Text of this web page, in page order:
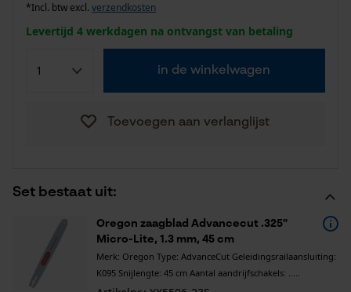
Set bestaat uit:
Oregon zaagblad Advancecut .325"
Micro-Lite, 1.3 mm, 45 cm
Merk: Oregon Type: AdvanceCut Geleidingsrailaansluiting:
K095 Snijlengte: 45 cm Aantal aandrijfschakels: .....
*Incl. btw excl. verzendkosten
Levertijd 4 werkdagen na ontvangst van betaling
in de winkelwagen
Toevoegen aan verlanglijst